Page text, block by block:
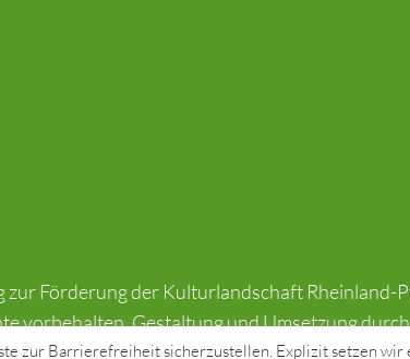
Förderung der Kulturlandschaft Rheinland-
vorbehalten. Gestaltung und Umsetzung
zur Barrierefreiheit sicherzustellen. Explizit setzen wir